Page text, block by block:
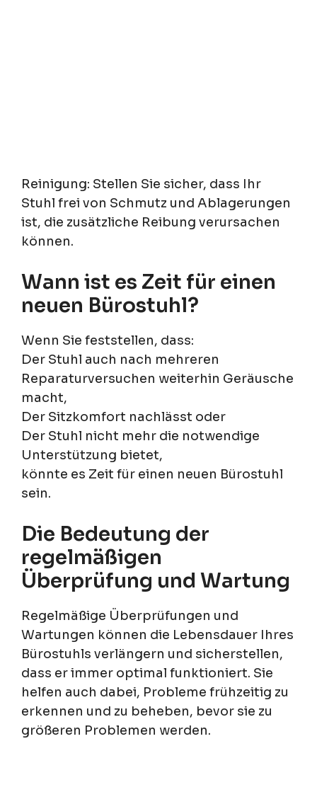
Reinigung: Stellen Sie sicher, dass Ihr
Stuhl frei von Schmutz und Ablagerungen
ist, die zusätzliche Reibung verursachen
können.
Wann ist es Zeit für einen
neuen Bürostuhl?
Wenn Sie feststellen, dass:
Der Stuhl auch nach mehreren
Reparaturversuchen weiterhin Geräusche
macht,
Der Sitzkomfort nachlässt oder
Der Stuhl nicht mehr die notwendige
Unterstützung bietet,
könnte es Zeit für einen neuen Bürostuhl
sein.
Die Bedeutung der
regelmäßigen
Überprüfung und Wartung
Regelmäßige Überprüfungen und
Wartungen können die Lebensdauer Ihres
Bürostuhls verlängern und sicherstellen,
dass er immer optimal funktioniert. Sie
helfen auch dabei, Probleme frühzeitig zu
erkennen und zu beheben, bevor sie zu
größeren Problemen werden.